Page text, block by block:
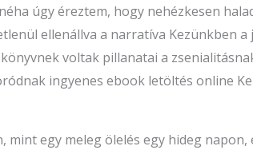
úgy éreztem, hogy nehézkesen
ellenállva a narratíva Kezünkben
voltak pillanatai a
ingyenes ebook letöltés online
egy meleg ölelés egy hideg